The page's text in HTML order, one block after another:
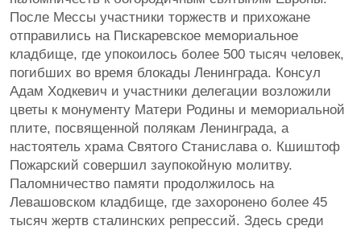
После Мессы участники торжеств и прихожане
отправились на Пискаревское мемориальное
кладбище, где упокоилось более 500 тысяч человек,
погибших во время блокады Ленинграда. Консул
Адам Ходкевич и участники делегации возложили
цветы к монументу Матери Родины и мемориальной
плите, посвященной полякам Ленинграда, а
настоятель храма Святого Станислава о. Кшиштоф
Пожарский совершил заупокойную молитву.
Паломничество памяти продолжилось на
Левашовском кладбище, где захоронено более 45
тысяч жертв сталинских репрессий. Здесь среди